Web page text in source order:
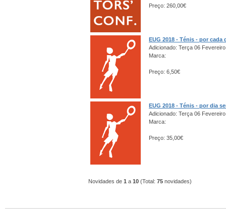
Preço: 260,00€
EUG 2018 - Ténis - por
Adicionado: Terça 06
Marca:
Preço: 6,50€
EUG 2018 - Ténis - por dia
Adicionado: Terça 06
Marca:
Preço: 35,00€
Novidades de 1 a 10 (Total: 75 novidades)